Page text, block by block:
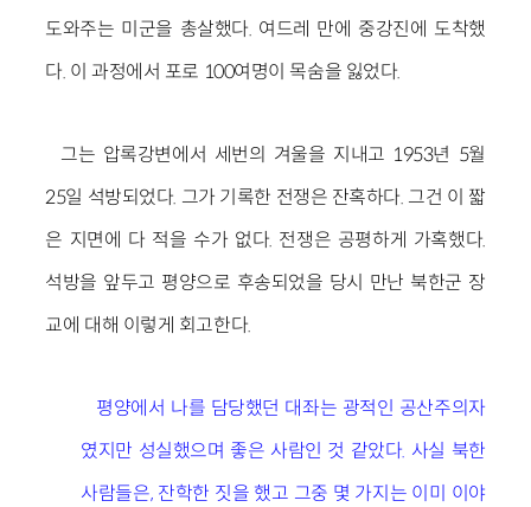
도와주는 미군을 총살했다. 여드레 만에 중강진에 도착했
다. 이 과정에서 포로 100여명이 목숨을 잃었다.
그는 압록강변에서 세번의 겨울을 지내고 1953년 5월
25일 석방되었다. 그가 기록한 전쟁은 잔혹하다. 그건 이 짧
은 지면에 다 적을 수가 없다. 전쟁은 공평하게 가혹했다.
석방을 앞두고 평양으로 후송되었을 당시 만난 북한군 장
교에 대해 이렇게 회고한다.
평양에서 나를 담당했던 대좌는 광적인 공산주의자
였지만 성실했으며 좋은 사람인 것 같았다. 사실 북한
사람들은, 잔학한 짓을 했고 그중 몇 가지는 이미 이야